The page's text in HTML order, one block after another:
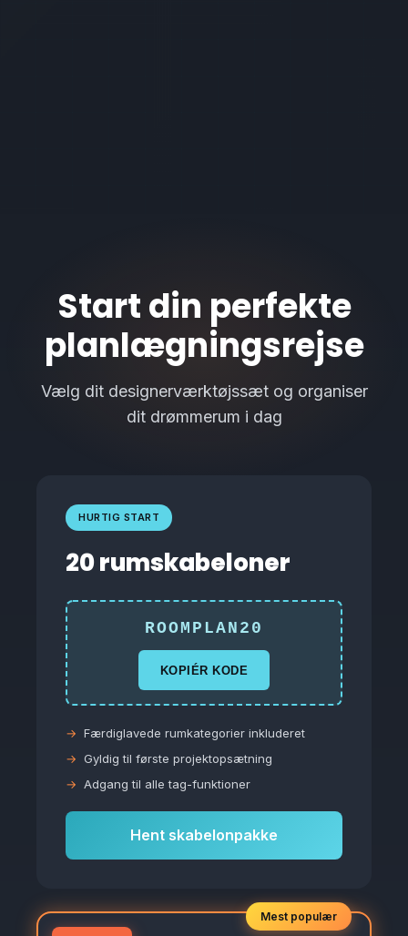
Start din perfekte
planlægningsrejse
Vælg dit designerværktøjssæt og organiser
dit drømmerum i dag
HURTIG START
20 rumskabeloner
ROOMPLAN20
KOPIÉR KODE
Færdiglavede rumkategorier inkluderet
Gyldig til første projektopsætning
Adgang til alle tag-funktioner
Hent skabelonpakke
Mest populær